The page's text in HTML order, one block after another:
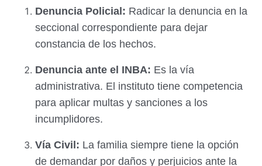
Denuncia Policial: Radicar la denuncia en la
seccional correspondiente para dejar
constancia de los hechos.
Denuncia ante el INBA: Es la vía
administrativa. El instituto tiene competencia
para aplicar multas y sanciones a los
incumplidores.
Vía Civil: La familia siempre tiene la opción
de demandar por daños y perjuicios ante la